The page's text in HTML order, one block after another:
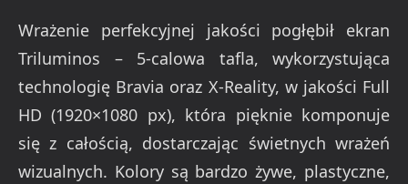
Wrażenie perfekcyjnej jakości pogłębił ekran
Triluminos – 5-calowa tafla, wykorzystująca
technologię Bravia oraz X-Reality, w jakości Full
HD (1920×1080 px), która pięknie komponuje
się z całością, dostarczając świetnych wrażeń
wizualnych. Kolory są bardzo żywe, plastyczne,